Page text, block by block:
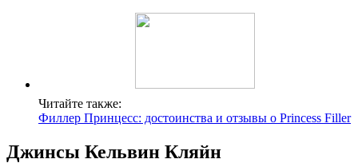
Читайте также:
Филлер Принцесс: достоинства и отзывы о Princess Filler
Джинсы Кельвин Кляйн